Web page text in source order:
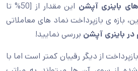
باینری آپشن
این مقدار از [50% تا
بازه ی بازپرداخت نماد های معاملاتی
در باینری آپشن بررسی نمایید!
از دیگر رقیبان کمتر است اما با